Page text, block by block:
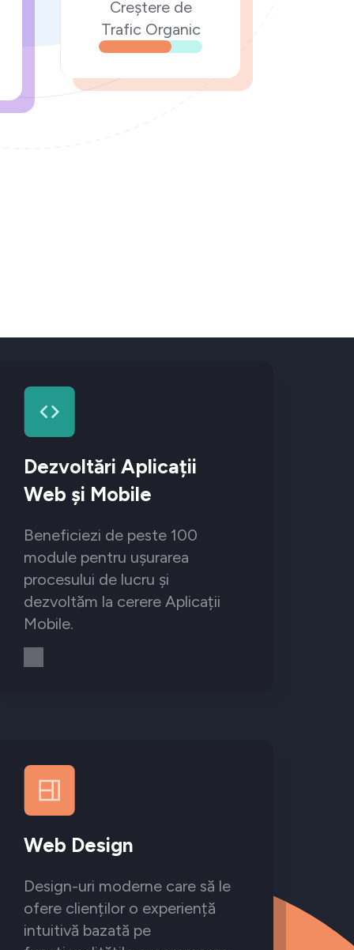
Creștere de
Trafic Organic
Dezvoltări Aplicații
Web și Mobile
Beneficiezi de peste 100
module pentru ușurarea
procesului de lucru și
dezvoltăm la cerere Aplicații
Mobile.
Web Design
Design-uri moderne care să le
ofere clienților o experiență
intuitivă bazată pe